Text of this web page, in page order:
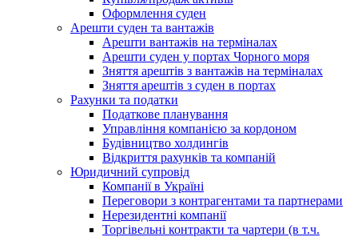
Оформлення суден
Арешти суден та вантажів
Арешти вантажів на терміналах
Арешти суден у портах Чорного моря
Зняття арештів з вантажів на терміналах
Зняття арештів з суден в портах
Рахунки та податки
Податкове планування
Управління компанією за кордоном
Будівництво холдингів
Відкриття рахунків та компаній
Юридичний супровід
Компанії в Україні
Переговори з контрагентами та партнерами
Нерезидентні компанії
Торгівельні контракти та чартери (в т.ч.